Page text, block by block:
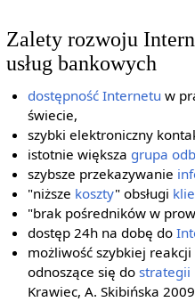
Zalety rozwoju
usług bankowych
dostępność Internetu w
świecie,
szybki elektroniczny
istotnie większa grupa
szybsze przekazywanie
"niższe koszty" obsługi
"brak pośredników w
dostęp 24h na dobę do
możliwość szybkiej
odnoszące się dostrategii
Krawiec, A. Skibińska